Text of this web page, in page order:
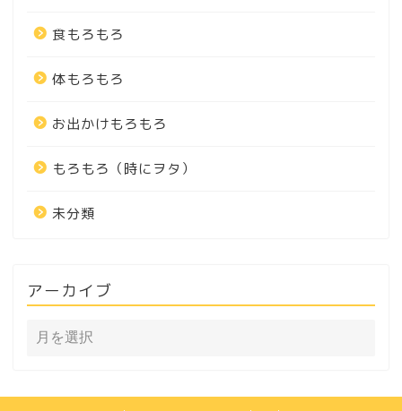
食もろもろ
体もろもろ
お出かけもろもろ
もろもろ（時にヲタ）
未分類
アーカイブ